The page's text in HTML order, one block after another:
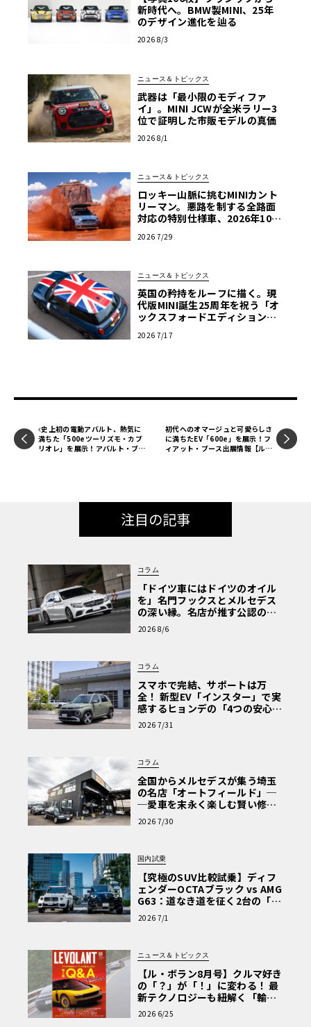
新時代へ。BMW製MINI、25年
のデザイン進化を辿る
2026 8/3
ニュース＆トピックス
武器は「最小限のモディファ
イ」。MINI JCWが全米ラリー3
位で証明した市販モデルの真価
2026 8/1
ニュース＆トピックス
ロッキー山脈に挑むMINIカント
リーマン。悪路を制する全路面
対応の特別仕様車、2026年10月
2026 7/29
ニュース＆トピックス
英国の矜持をルーフに描く。現
代版MINI誕生25周年を祝う「オ
ックスフォードエディション」
2026 7/17
史上初の電動アバルト、熱気に
満ちた「500eツーリズモ・カブ
リオレ」を展示！アバルト・ブー
初代へのオマージュと可愛らしさ
に満ちたEV「600e」を展示！フ
ィアット・ブース出展情報【ル・
注目の記事
コラム
「ドイツ車にはドイツのオイル
を」名門フックスとメルセデス
の深い縁。名店が推す公認の安
心と、Cクラスで味わうシルキー
な走り〈PR〉
2026 8/6
コラム
スマホで完結、サポートは万
全！ 新型EV「インスター」で実
感するヒョンデの「4つの安心」
【第1回・ヒョンデ6つの疑問：
Why? Hyundai?】〈PR〉
2026 7/31
コラム
全国からメルセデスが集う埼玉
の名店「オートフィールド」─
─愛車を末永く楽しむ賢い修理
術と、プロがフックス製オイル
を選ぶ理由〈PR〉
2026 7/30
国内試乗
【究極のSUV比較試乗】ディフ
ェンダーOCTAブラック vs AMG
G63：道なき道を征く2台の「対
極的アプローチ」
2026 7/1
ニュース＆トピックス
【ル・ボラン8月号】クルマ好き
の「？」が「！」に変わる！ 最
新テクノロジーも紐解く「輸入
車Q&A」
2026 6/25